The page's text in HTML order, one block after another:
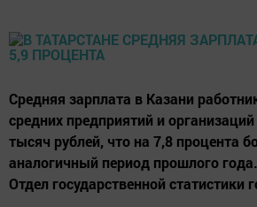
Средняя зарплата в Казани
средних предприятий и
тысяч рублей, что на 7,8 процента
аналогичный период прошлого
Отдел государственной статистики